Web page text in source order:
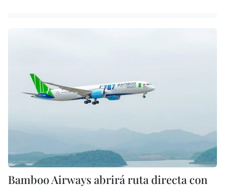
Bamboo Airways abrirá ruta directa con